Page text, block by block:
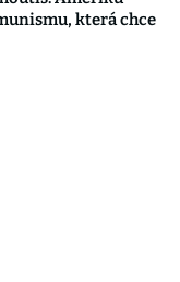
která chce